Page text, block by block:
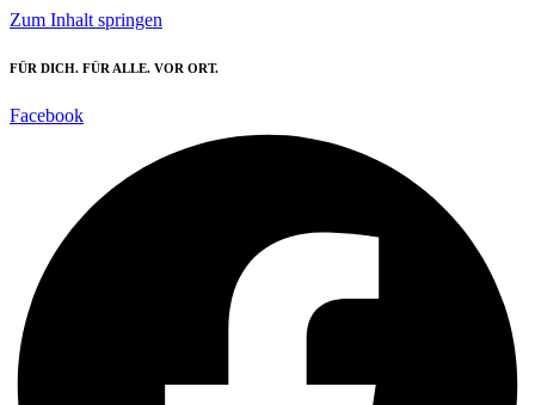
Zum Inhalt springen
FÜR DICH. FÜR ALLE. VOR ORT.
Facebook